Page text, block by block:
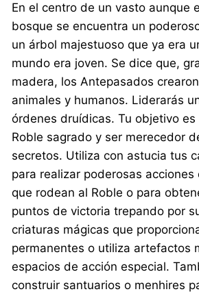
En el centro de un vasto aunque
bosque se encuentra un
un árbol majestuoso que ya era
mundo era joven. Se dice que,
madera, los Antepasados
animales y humanos. Liderarás
órdenes druídicas. Tu objetivo
Roble sagrado y ser merecedor
secretos. Utiliza con astucia tus
para realizar poderosas acciones
que rodean al Roble o para
puntos de victoria trepando por
criaturas mágicas que
permanentes o utiliza artefactos
espacios de acción especial.
construir santuarios o menhires